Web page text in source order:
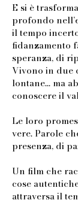
E si è
profondo
il tempo
fidanzamento
speranza, di
Vivono in due
lontane… ma
conoscere il
Le loro
vere. Parole
presenza, di
Un film che
cose
attraversa il